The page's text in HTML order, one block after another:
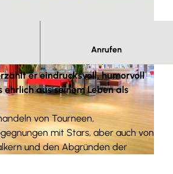
Anrufen
Multiinstrumentalist,
er eindrucksvoll, humorvoll
ehrlich aus seinem Leben als
von Tourneen,
mit Stars, aber auch von
und den Abgründen der